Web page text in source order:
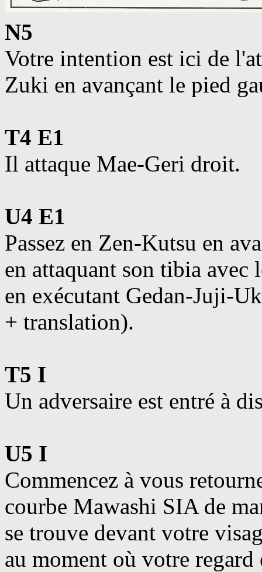
N5
Votre intention est ici de
Zuki en avançant le pied
T4 E1
Il attaque Mae-Geri droit.
U4 E1
Passez en Zen-Kutsu en
en attaquant son tibia
en exécutant Gedan-Juji-
+ translation).
T5 I
Un adversaire est entré à
U5 I
Commencez à vous
courbe Mawashi SIA de
se trouve devant votre
au moment où votre